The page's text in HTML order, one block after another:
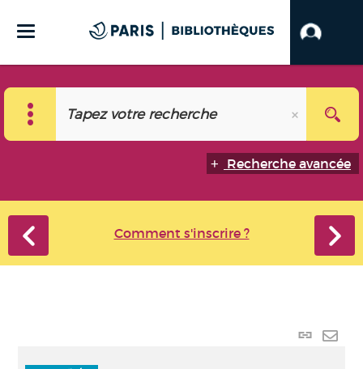
Recherche avancée
Comment s'inscrire ?
Lien